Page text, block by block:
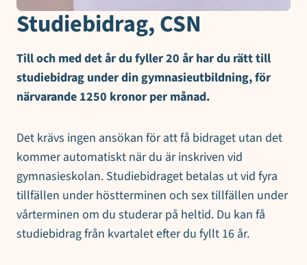
Studiebidrag, CSN
Till och med det år du fyller 20 år har du rätt till
studiebidrag under din gymnasieutbildning, för
närvarande 1250 kronor per månad.
Det krävs ingen ansökan för att få bidraget utan det
kommer automatiskt när du är inskriven vid
gymnasieskolan. Studiebidraget betalas ut vid fyra
tillfällen under höstterminen och sex tillfällen under
vårterminen om du studerar på heltid. Du kan få
studiebidrag från kvartalet efter du fyllt 16 år.